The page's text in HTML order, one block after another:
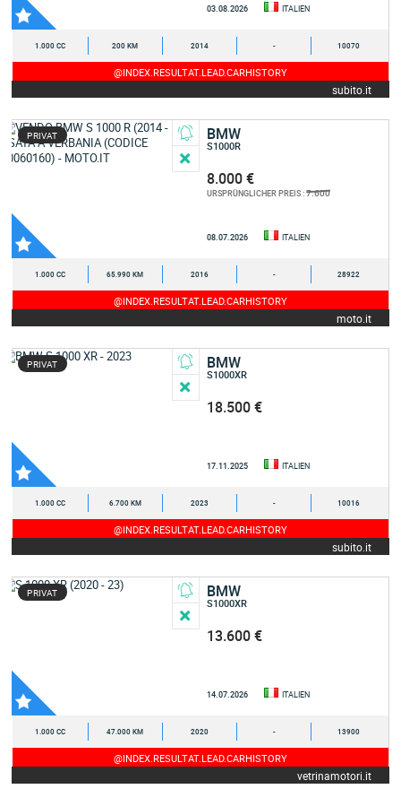
03.08.2026 ITALIEN
1.000 CC 200 KM 2014 - 10070
@INDEX.RESULTAT.LEAD.CARHISTORY
subito.it
PRIVAT BMW
S1000R
8.000 €
URSPRÜNGLICHER PREIS :7.600
08.07.2026 ITALIEN
1.000 CC 65.990 KM 2016 - 28922
@INDEX.RESULTAT.LEAD.CARHISTORY
moto.it
PRIVAT BMW
S1000XR
18.500 €
17.11.2025 ITALIEN
1.000 CC 6.700 KM 2023 - 10016
@INDEX.RESULTAT.LEAD.CARHISTORY
subito.it
PRIVAT BMW
S1000XR
13.600 €
14.07.2026 ITALIEN
1.000 CC 47.000 KM 2020 - 13900
@INDEX.RESULTAT.LEAD.CARHISTORY
vetrinamotori.it